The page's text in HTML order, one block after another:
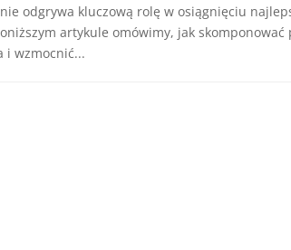
odgrywa kluczową rolę w osiągnięciu
artykule omówimy, jak skomponować
i wzmocnić...